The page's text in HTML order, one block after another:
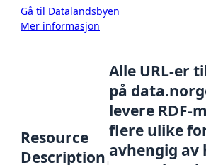
Gå til Datalandsbyen
Mer informasjon
Resource
Description
Alle URL-er
på
levere RDF-
flere ulike
avhengig av